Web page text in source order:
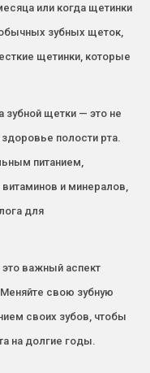
или когда щетинки
зубных щеток,
щетинки, которые
зубной щетки — это не
полости рта.
питанием,
и минералов,
для
важный аспект
свою зубную
своих зубов, чтобы
на долгие годы.